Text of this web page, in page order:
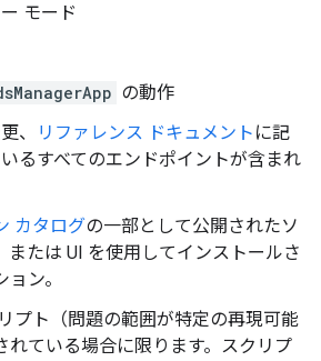
モード
の動作
、
リファレンス ドキュメント に記
るすべてのエンドポイントが含まれ
カタログの一部として公開されたソ
または UI を使用してインストールさ
ン。
プト（問題の範囲が特定の再現可能
れている場合に限ります。スクリプ